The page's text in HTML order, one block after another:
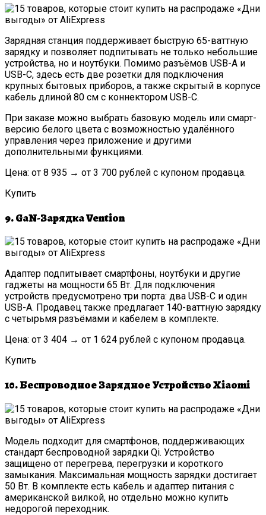
Зарядная станция поддерживает быструю 65-ваттную
зарядку и позволяет подпитывать не только небольшие
устройства, но и ноутбуки. Помимо разъёмов USB-A и
USB-C, здесь есть две розетки для подключения
крупных бытовых приборов, а также скрытый в корпусе
кабель длиной 80 см с коннектором USB-C.
При заказе можно выбрать базовую модель или смарт-
версию белого цвета с возможностью удалённого
управления через приложение и другими
дополнительными функциями.
Цена: от 8 935 → от 3 700 рублей с купоном продавца.
Купить
9. GaN-Зарядка Vention
Адаптер подпитывает смартфоны, ноутбуки и другие
гаджеты на мощности 65 Вт. Для подключения
устройств предусмотрено три порта: два USB-C и один
USB-A. Продавец также предлагает 140-ваттную зарядку
с четырьмя разъёмами и кабелем в комплекте.
Цена: от 3 404 → от 1 624 рублей с купоном продавца.
Купить
10. Беспроводное Зарядное Устройство Xiaomi
Модель подходит для смартфонов, поддерживающих
стандарт беспроводной зарядки Qi. Устройство
защищено от перегрева, перегрузки и короткого
замыкания. Максимальная мощность зарядки достигает
50 Вт. В комплекте есть кабель и адаптер питания с
американской вилкой, но отдельно можно купить
недорогой переходник.